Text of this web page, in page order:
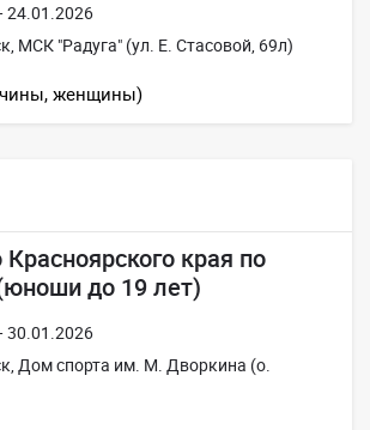
24.01.2026
МСК "Радуга" (ул. Е. Стасовой, 69л)
женщины)
края по
до 19 лет)
30.01.2026
Дом спорта им. М. Дворкина (о.